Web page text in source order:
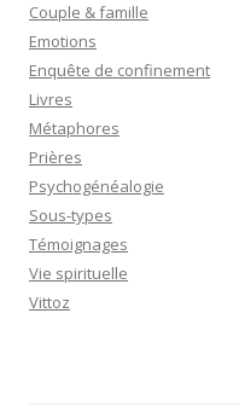
Couple & famille
Emotions
Enquête de confinement
Livres
Métaphores
Prières
Psychogénéalogie
Sous-types
Témoignages
Vie spirituelle
Vittoz